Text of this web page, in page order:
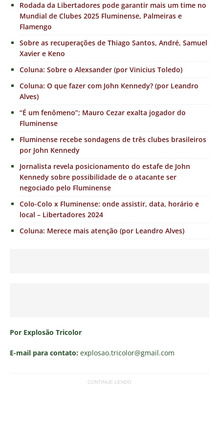
Rodada da Libertadores pode garantir mais um time no
Mundial de Clubes 2025 Fluminense, Palmeiras e
Flamengo
Sobre as recuperações de Thiago Santos, André, Samuel
Xavier e Keno
Coluna: Sobre o Alexsander (por Vinicius Toledo)
Coluna: O que fazer com John Kennedy? (por Leandro
Alves)
“É um fenômeno”; Mauro Cezar exalta jogador do
Fluminense
Fluminense recebe sondagens de três clubes brasileiros
por John Kennedy
Jornalista revela posicionamento do estafe de John
Kennedy sobre possibilidade de o atacante ser
negociado pelo Fluminense
Colo-Colo x Fluminense: onde assistir, data, horário e
local – Libertadores 2024
Coluna: Merece mais atenção (por Leandro Alves)
Por Explosão Tricolor
E-mail para contato: explosao.tricolor@gmail.com
CONTINUE LENDO